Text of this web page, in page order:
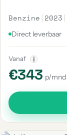
Benzine | 2023 |
Direct leverbaar
Vanaf i
€343 p/mnd